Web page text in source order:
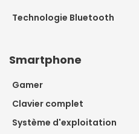
Technologie Bluetooth
Smartphone
Gamer
Clavier complet
Système d'exploitation